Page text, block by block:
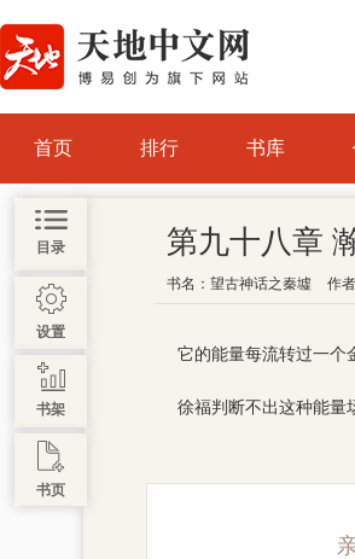
首页 排行 书库
目录
设置
书架
书页
第九十八章
书名： 望古神话之秦墟 作者
它的能量每流转过一个
徐福判断不出这种能量